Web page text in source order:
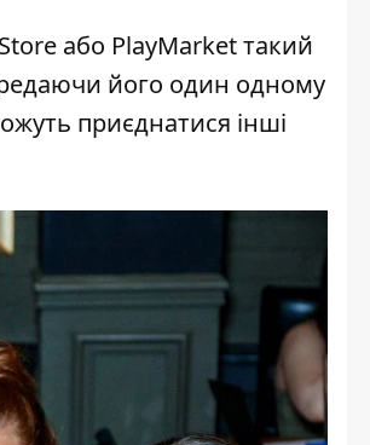
або PlayMarket такий
його один одному
приєднатися інші